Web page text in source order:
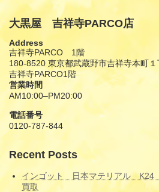
大黒屋 吉祥寺PARCO店
Address
吉祥寺PARCO 1階
180-8520 東京都武蔵野市吉祥寺本町
吉祥寺PARCO1階
営業時間
AM10:00–PM20:00
電話番号
0120-787-844
Recent Posts
インゴット 日本マテリアル
買取